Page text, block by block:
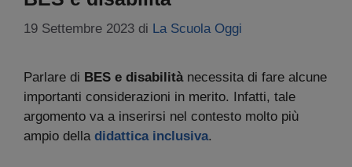
19 Settembre 2023 di La Scuola Oggi
Parlare di BES e disabilitànecessita di fare alcune
importanti considerazioni in merito. Infatti, tale
argomento va a inserirsi nel contesto molto più
ampio della didattica inclusiva.